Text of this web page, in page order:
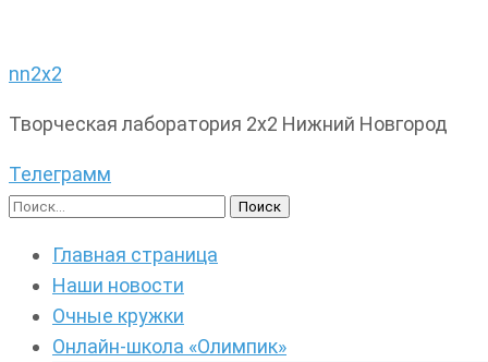
nn2x2
Творческая лаборатория 2х2 Нижний Новгород
Телеграмм
Найти:
Главная страница
Наши новости
Очные кружки
Онлайн-школа «Олимпик»